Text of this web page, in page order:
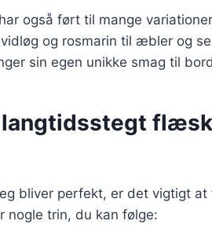
også ført til mange
og rosmarin til æbler og
sin egen unikke smag til
langtidsstegt
bliver perfekt, er det vigtigt at
nogle trin, du kan følge: